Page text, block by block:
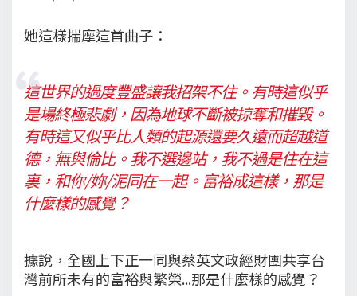
她這樣揣摩這首曲子：
這世界的過度豐盛讓我招架不住。有時這似乎
是場終極悲劇，因為地球不斷被掠奪和摧毀。
有時這又似乎比人類的起源還要久遠而超越道
德，無與倫比。我不選邊站，我不過是住在這
裏，和你/妳/泥同在一起。富裕成這樣，那是
什麼樣的感覺？
據說，全國上下正一同與蔡英文政經財團共享台
灣前所未有的富裕與繁榮...那是什麼樣的感覺？